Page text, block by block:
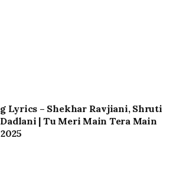
Lyrics – Shekhar Ravjiani, Shruti
| Tu Meri Main Tera Main